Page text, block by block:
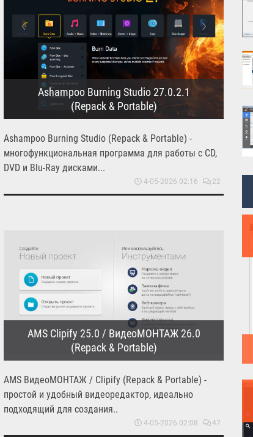
Ashampoo Burning Studio 27.0.2.1
(Repack & Portable)
Ashampoo Burning Studio (Repack & Portable) -
многофункциональная программа для работы с CD,
DVD и Blu-Ray дисками...
4-05-2026 02:16 22
AMS Clipify 25.0 / ВидеоМОНТАЖ 26.0
(Repack & Portable)
AMS ВидеоМОНТАЖ / Clipify (Repack & Portable) -
простой и удобный видеоредактор, идеально
подходящий для создания..
4-05-2026 02:08 47